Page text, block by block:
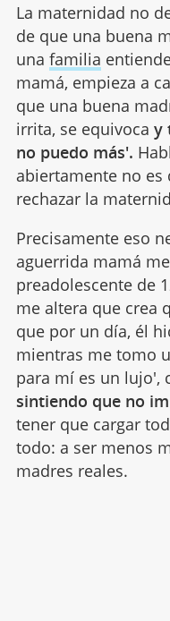
La maternidad no
de que una buena
una familia
mamá, empieza a
que una buena
irrita, se equivoca y
no puedo más'.
abiertamente no es
rechazar la
Precisamente eso
aguerrida mamá
preadolescente de
me altera que crea
que por un día, él
mientras me tomo
para mí es un lujo',
sintiendo que no
tener que cargar
todo: a ser menos
madres reales.